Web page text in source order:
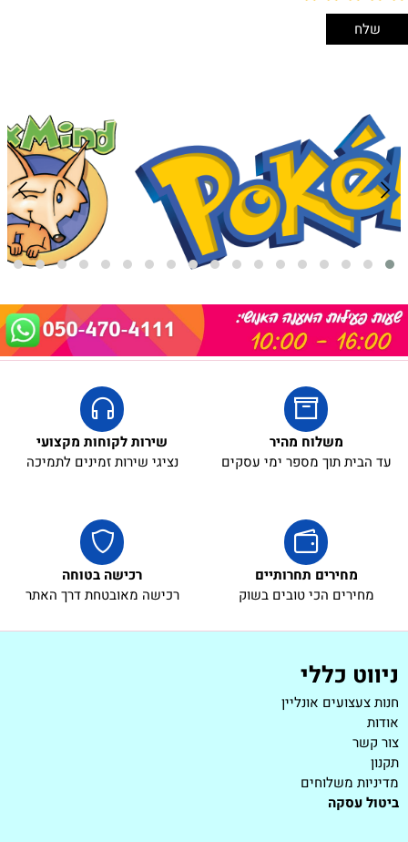
משלוח מהיר
עד הבית תוך מספר ימי עסקים
שירות לקוחות מקצועי
נציגי שירות זמינים לתמיכה
מחירים תחרותיים
מחירים הכי טובים בשוק
רכישה בטוחה
רכישה מאובטחת דרך האתר
ניווט כללי
חנות צעצועים אונליין
אודות
צור קשר
תקנון
מדיניות משלוחים
ביטול עסקה